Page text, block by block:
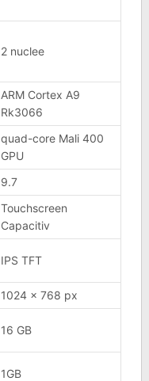
2 nuclee
ARM Cortex A9
Rk3066
quad-core Mali 400
GPU
9.7
Touchscreen
Capacitiv
IPS TFT
1024 x 768 px
16 GB
1GB